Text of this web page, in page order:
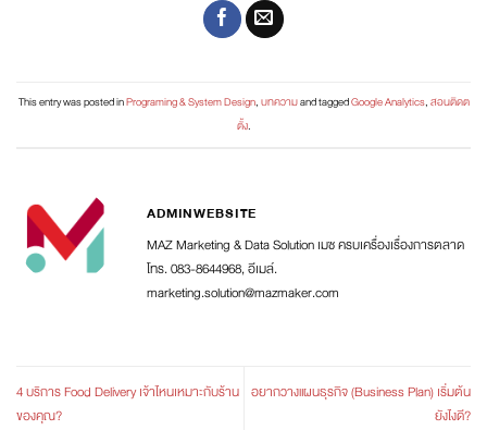
This entry was posted inPrograming & System Design,บทความand taggedGoogle Analytics,สอนติดต
ตั้ง.
ADMINWEBSITE
MAZ Marketing & Data Solution เมซ ครบเครื่องเรื่องการตลาด
โทร. 083-8644968, อีเมล์.
marketing.solution@mazmaker.com
4 บริการ Food Delivery เจ้าไหนเหมาะกับร้าน
ของคุณ?
อยากวางแผนธุรกิจ (Business Plan) เริ่มต้น
ยังไงดี?